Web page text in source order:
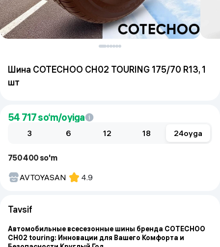
Шина COTECHOO CH02 TOURING 175/70 R13, 1
шт
54 717so‘m/oyiga
3 6 12 18 24oyga
750 400 so'm
AVTOYASAN
4.9
Tavsif
Автомобильные всесезонные шины бренда COTECHOO
CH02 touring: Инновации для Вашего Комфорта и